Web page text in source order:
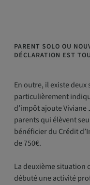
PARENT SOLO OU
DÉCLARATION EST
En outre, il existe
particulièrement
d’impôt ajoute
parents qui élèvent
bénéficier du Crédit
de 750€.
La deuxième situation
débuté une activité